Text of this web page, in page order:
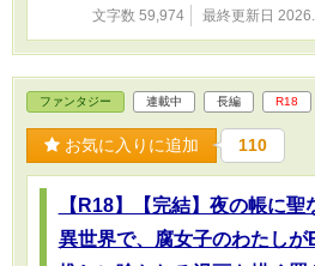
文字数 59,974 最終更新日
ファンタジー 連載中 長編 R18
お気に入りに追加 110
【R18】【完結】夜の帳に
異世界で、腐女子のわたし